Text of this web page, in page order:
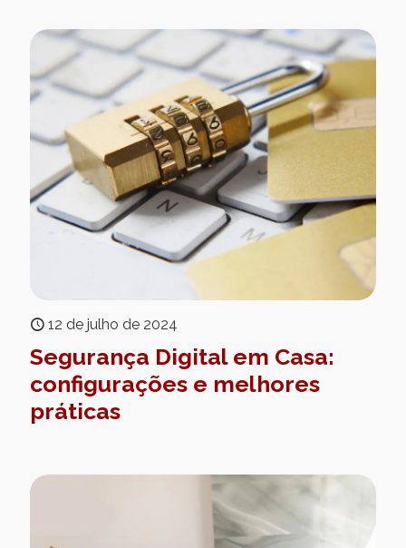
12 de julho de 2024
Segurança Digital em Casa:
configurações e melhores
práticas